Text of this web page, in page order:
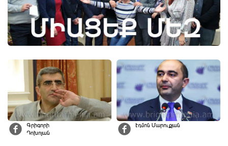
Գրիգորի
Դոխոյան
Էդմոն Մարուքյան